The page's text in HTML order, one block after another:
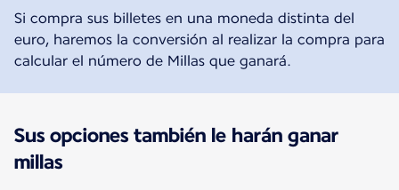
Si compra sus billetes en una moneda distinta del
euro, haremos la conversión al realizar la compra para
calcular el número de Millas que ganará.
Sus opciones también le harán ganar
millas